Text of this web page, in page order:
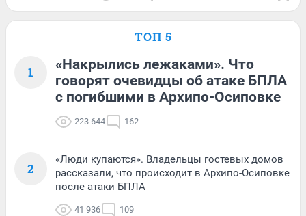
ТОП 5
1
«Накрылись лежаками». Что
говорят очевидцы об атаке БПЛА
с погибшими в Архипо-Осиповке
223 644 162
2
«Люди купаются». Владельцы гостевых домов
рассказали, что происходит в Архипо-Осиповке
после атаки БПЛА
41 936 109